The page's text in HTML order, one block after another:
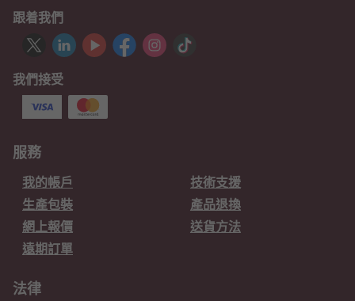
跟着我們
我們接受
服務
我的帳戶
技術支援
生產包裝
產品退換
網上報價
送貨方法
遠期訂單
法律